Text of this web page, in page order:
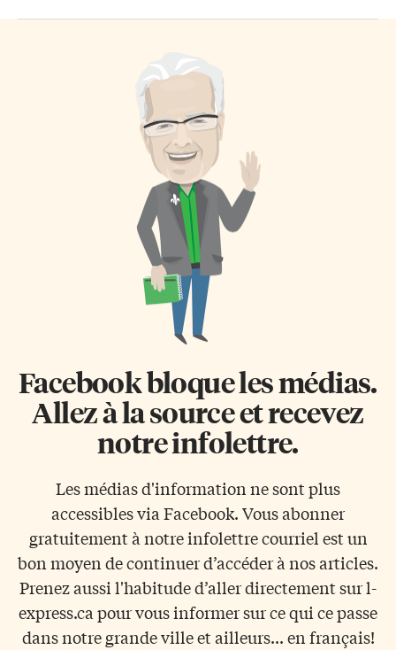
Facebook bloque les médias.
Allez à la source et recevez
notre infolettre.
Les médias d'information ne sont plus
accessibles via Facebook. Vous abonner
gratuitement à notre infolettre courriel est un
bon moyen de continuer d’accéder à nos articles.
Prenez aussi l'habitude d’aller directement sur l-
express.ca pour vous informer sur ce qui ce passe
dans notre grande ville et ailleurs... en français!